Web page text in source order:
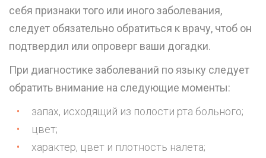
себя признаки того или иного заболевания,
следует обязательно обратиться к врачу, чтоб он
подтвердил или опроверг ваши догадки.
При диагностике заболеваний по языку следует
обратить внимание на следующие моменты:
запах, исходящий из полости рта больного;
цвет;
характер, цвет и плотность налета;